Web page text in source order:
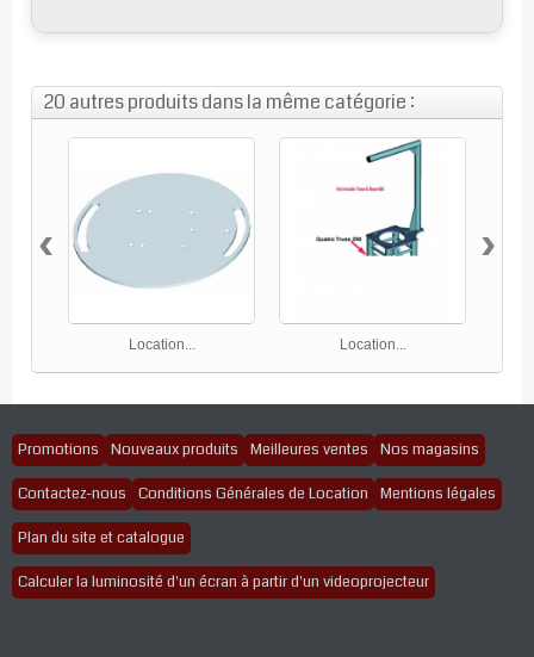
20 autres produits dans la même catégorie :
Location... Location...
‹ ›
Promotions Nouveaux produits Meilleures ventes Nos magasins
Contactez-nous Conditions Générales de Location Mentions légales
Plan du site et catalogue
Calculer la luminosité d'un écran à partir d'un videoprojecteur